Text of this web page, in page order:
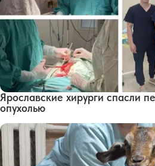
Ярославские хирурги спасли
опухолью